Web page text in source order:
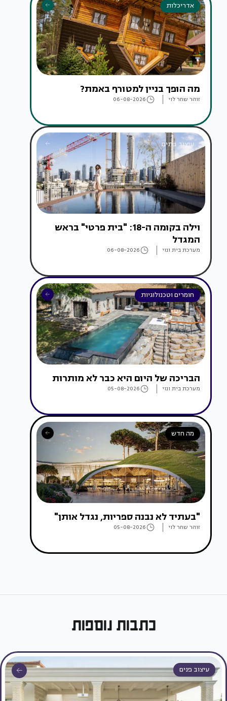
אדריכלות
מה הופך בניין למטורף באמת?
זוהר שחר לוי 06-08-2026
עיצוב בתים
וילה בקומה ה-18: "בית פרטי" בראש
המגדל
מערכת בית ונוי 06-08-2026
חומרים וטכנולוגיות
הבריכה של היום היא כבר לא מותרות
מערכת בית ונוי 05-08-2026
מה חדש
"בעתיד לא נבנה ספריות, נגדל אותן"
זוהר שחר לוי 05-08-2026
כתבות נוספות
עיצוב פנים